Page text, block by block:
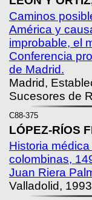
Caminos
América y
improbable, el
Conferencia
de Madrid.
Madrid,
Sucesores de
C88-375
LÓPEZ-RÍOS
Historia
colombinas,
Juan Riera
Valladolid,